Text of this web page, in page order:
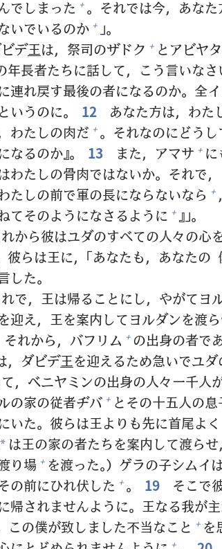
でしまった + 。それでは今，あなた
いでいるのか + 」。
デ王は， 祭司のザドク + とアビヤ
年長者たちに話して，こう言いなさ
連れ戻す最後の者になるのか。 全
いうのに。
12 あなた方は，わた
わたしの肉だ + 。それなのにどう
なるのか』。 13 また，アマサ + に
わたしの骨肉ではないか。それで
たしの前で軍の長にならないなら + ，
てそのようになさるように + 』」。
から彼はユダのすべての人々の心
彼らは王に，「あなたも，あなたの
した。
で， 王は帰ることにし，やがてヨ
迎え， 王を案内してヨルダンを渡
それから，バフリム + の出身の者で
，ダビデ王を迎えるため急いでユダ
，ベニヤミンの出身の人々一千人
の家の従者ヂバ + とその十五人の息
いた。 彼らは王よりも先に首尾よ
* は王の家の者たちを案内して渡ら
り場 + を渡った。）ゲラの子シムイは
の前にひれ伏した + 。 19 そこで
帰されませんように。 王なる我が主
この僕が致しました不当なこと + を
+